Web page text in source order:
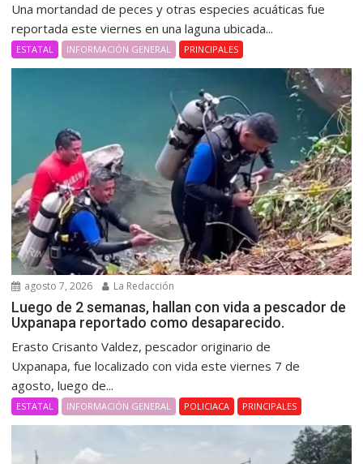
Una mortandad de peces y otras especies acuáticas fue
reportada este viernes en una laguna ubicada...
ESTATAL INFORMACIÓN GENERAL PRINCIPALES
agosto 7, 2026 La Redacción
Luego de 2 semanas, hallan con vida a pescador de
Uxpanapa reportado como desaparecido.
Erasto Crisanto Valdez, pescador originario de
Uxpanapa, fue localizado con vida este viernes 7 de
agosto, luego de...
ESTATAL INFORMACIÓN GENERAL POLICIACA PRINCIPALES